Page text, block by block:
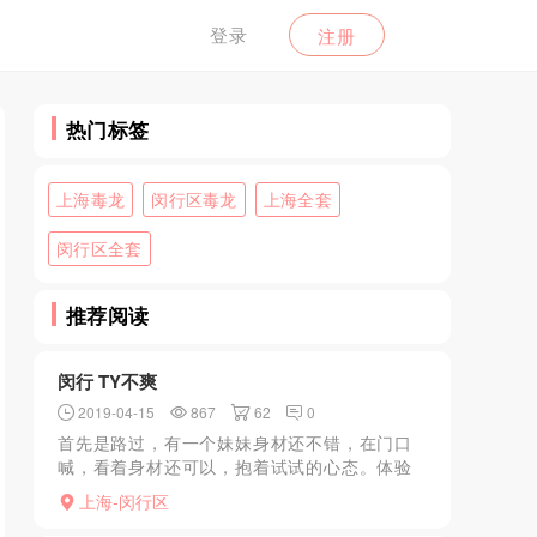
登录 注册
热门标签
上海毒龙 闵行区毒龙 上海全套
闵行区全套
推荐阅读
闵行 TY不爽
2019-04-15 867 62 0
首先是路过，有一个妹妹身材还不错，在门口
喊，看着身材还可以，抱着试试的心态。体验
一下，进屋以后还有几个在屋里，感觉都很一
般，然后就跟喊我进来的妹妹上了二楼，进了
上海-闵行区